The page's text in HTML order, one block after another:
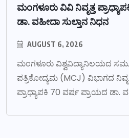
ಮಂಗಳೂರು ವಿವಿ ನಿವೃತ್ತ
ಡಾ. ವಹೀದಾ ಸುಲ್ತಾನ ನಿಧನ
AUGUST 6, 2026
ಮಂಗಳೂರು ವಿಶ್ವವಿದ್ಯಾನಿಲಯದ
ಪತ್ರಿಕೋದ್ಯಮ (MCJ) ವಿಭಾಗದ
ಪ್ರಾಧ್ಯಾಪಕಿ 70 ವರ್ಷ ಪ್ರಾಯದ ಡಾ.